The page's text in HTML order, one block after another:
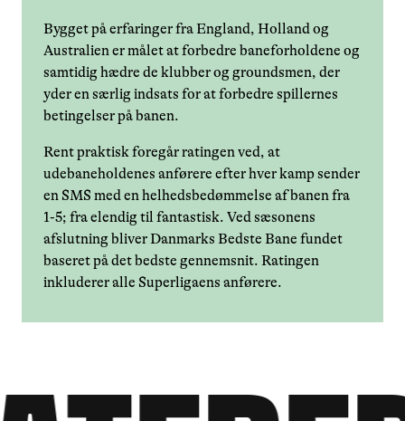
Bygget på erfaringer fra England, Holland og
Australien er målet at forbedre baneforholdene og
samtidig hædre de klubber og groundsmen, der
yder en særlig indsats for at forbedre spillernes
betingelser på banen.
Rent praktisk foregår ratingen ved, at
udebaneholdenes anførere efter hver kamp sender
en SMS med en helhedsbedømmelse af banen fra
1-5; fra elendig til fantastisk. Ved sæsonens
afslutning bliver Danmarks Bedste Bane fundet
baseret på det bedste gennemsnit. Ratingen
inkluderer alle Superligaens anførere.